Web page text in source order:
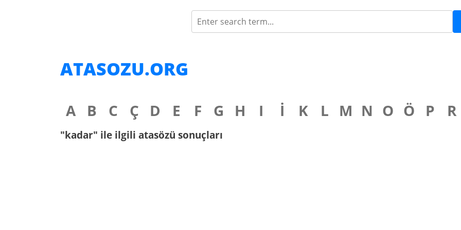
ATASOZU.ORG
A B C Ç D E F G H I İ K L M N O Ö P R
"kadar" ile ilgili atasözü sonuçları